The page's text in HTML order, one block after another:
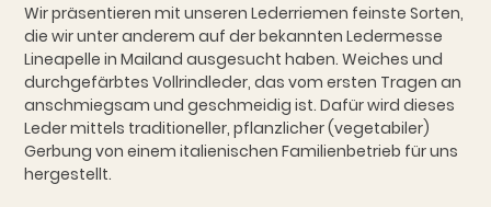
Wir präsentieren mit unseren Lederriemen feinste Sorten,
die wir unter anderem auf der bekannten Ledermesse
Lineapelle in Mailand ausgesucht haben. Weiches und
durchgefärbtes Vollrindleder, das vom ersten Tragen an
anschmiegsam und geschmeidig ist. Dafür wird dieses
Leder mittels traditioneller, pflanzlicher (vegetabiler)
Gerbung von einem italienischen Familienbetrieb für uns
hergestellt.